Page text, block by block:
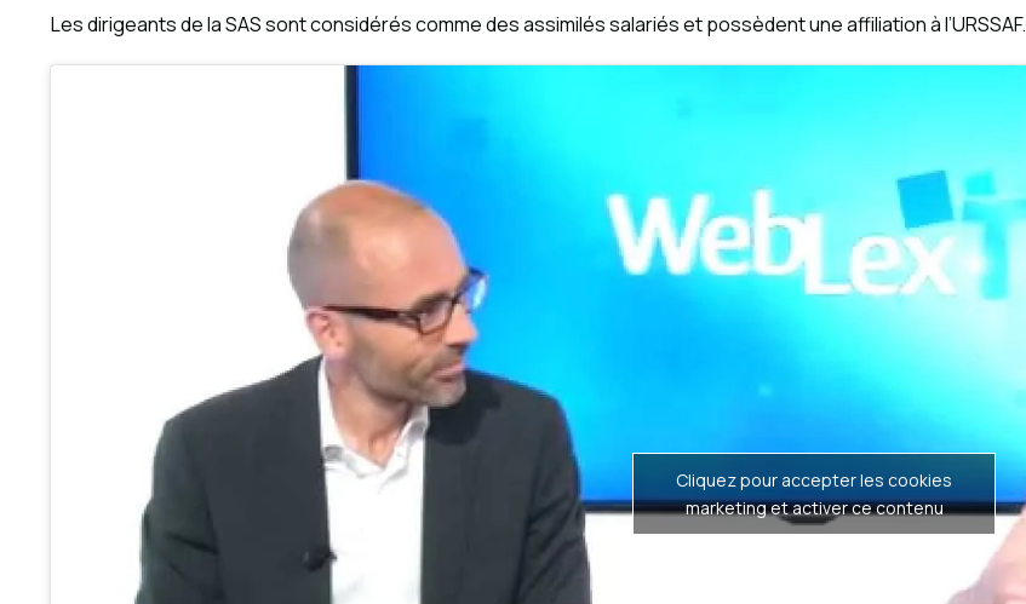
Les dirigeants de la SAS sont considérés comme des assimilés salariés et possèdent une affiliation à l’URSSAF.
Cliquez pour accepter les cookies
marketing et activer ce contenu